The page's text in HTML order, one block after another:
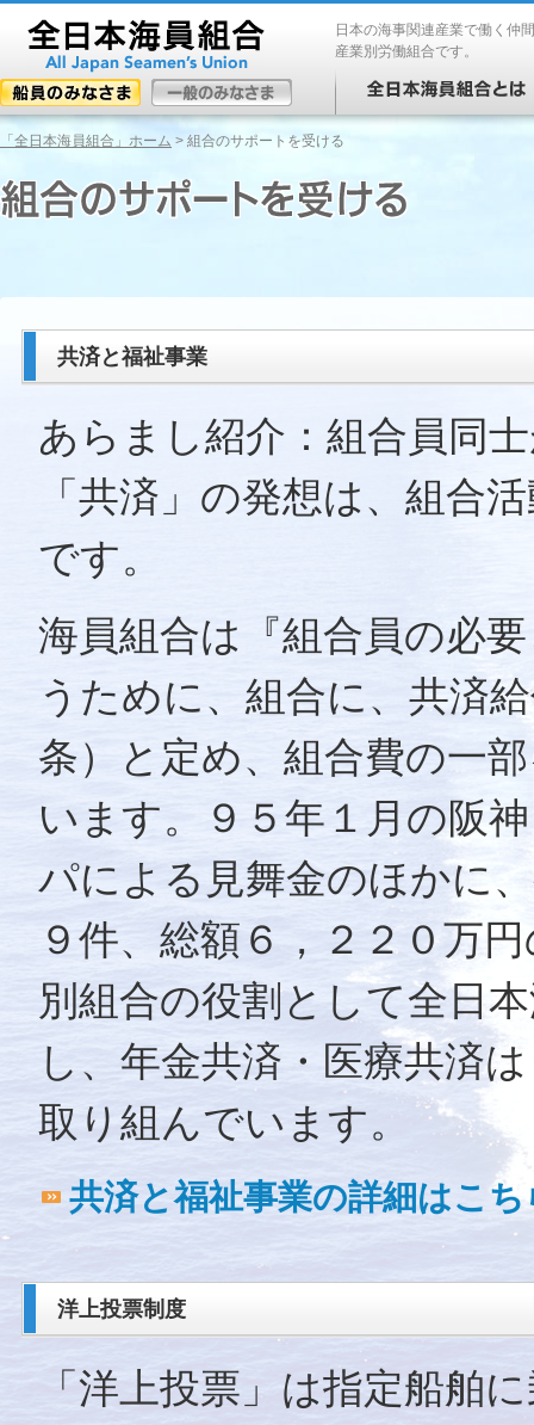
日本の海事関連産業で働く仲
産業別労働組合です。
「全日本海員組合」ホーム > 組合のサポートを受ける
共済と福祉事業
あらまし紹介：組合員同
「共済」の発想は、組合
です。
海員組合は『組合員の必
うために、組合に、共済
条）と定め、組合費の一
います。９５年１月の阪
パによる見舞金のほかに
９件、総額６，２２０万
別組合の役割として全日
し、年金共済・医療共済
取り組んでいます。
共済と福祉事業の詳細はこち
洋上投票制度
「洋上投票」は指定船舶